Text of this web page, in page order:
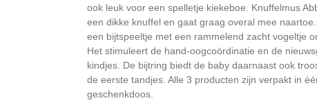
ook leuk voor een spelletje kiekeboe. Knuffelmus
een dikke knuffel en gaat graag overal mee
een bijtspeeltje met een rammelend zacht vogeltje
Het stimuleert de hand-oogcoördinatie en de
kindjes. De bijtring biedt de baby daarnaast ook
de eerste tandjes. Alle 3 producten zijn verpakt in
geschenkdoos.